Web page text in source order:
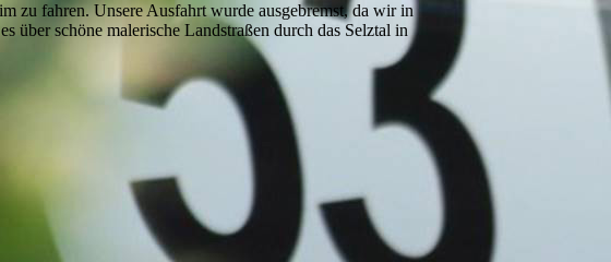
zu fahren. Unsere Ausfahrt wurde ausgebremst, da wir in
schöne malerische Landstraßen durch das Selztal in